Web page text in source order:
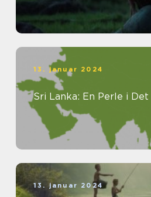
13. januar 2024
Sri Lanka: En Perle i Det
13. januar 2024